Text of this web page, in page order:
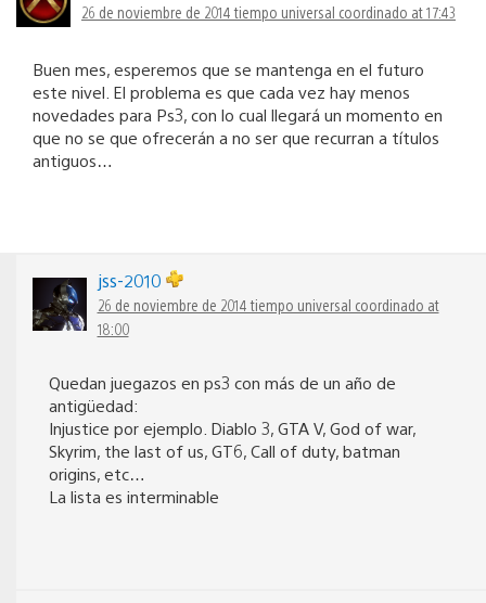
26 de noviembre de 2014 tiempo universal coordinado at 17:43
Buen mes, esperemos que se mantenga en el futuro
este nivel. El problema es que cada vez hay menos
novedades para Ps3, con lo cual llegará un momento en
que no se que ofrecerán a no ser que recurran a títulos
antiguos…
jss-2010
26 de noviembre de 2014 tiempo universal coordinado at
18:00
Quedan juegazos en ps3 con más de un año de
antigüedad:
Injustice por ejemplo. Diablo 3, GTA V, God of war,
Skyrim, the last of us, GT6, Call of duty, batman
origins, etc…
La lista es interminable